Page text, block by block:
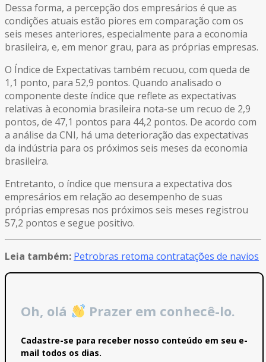
Dessa forma, a percepção dos empresários é que as
condições atuais estão piores em comparação com os
seis meses anteriores, especialmente para a economia
brasileira, e, em menor grau, para as próprias empresas.
O Índice de Expectativas também recuou, com queda de
1,1 ponto, para 52,9 pontos. Quando analisado o
componente deste índice que reflete as expectativas
relativas à economia brasileira nota-se um recuo de 2,9
pontos, de 47,1 pontos para 44,2 pontos. De acordo com
a análise da CNI, há uma deterioração das expectativas
da indústria para os próximos seis meses da economia
brasileira.
Entretanto, o índice que mensura a expectativa dos
empresários em relação ao desempenho de suas
próprias empresas nos próximos seis meses registrou
57,2 pontos e segue positivo.
Leia também: Petrobras retoma contratações de navios
Oh, olá Prazer em conhecê-lo.
Cadastre-se para receber nosso conteúdo em seu e-
mail todos os dias.